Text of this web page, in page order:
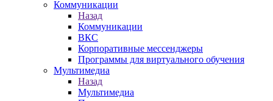
Коммуникации
Назад
Коммуникации
ВКС
Корпоративные мессенджеры
Программы для виртуального обучения
Мультимедиа
Назад
Мультимедиа